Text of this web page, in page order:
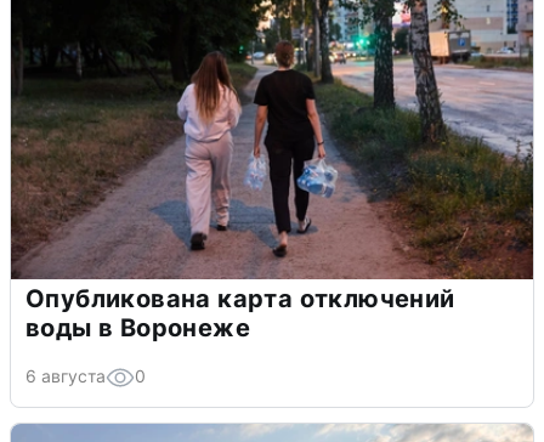
Опубликована карта отключений
воды в Воронеже
6 августа 0